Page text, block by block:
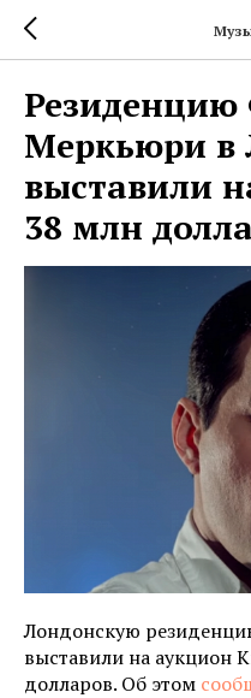
Резиденцию
Меркьюри в
выставили
38 млн
Лондонскую
выставили на аукцион
долларов. Об этом